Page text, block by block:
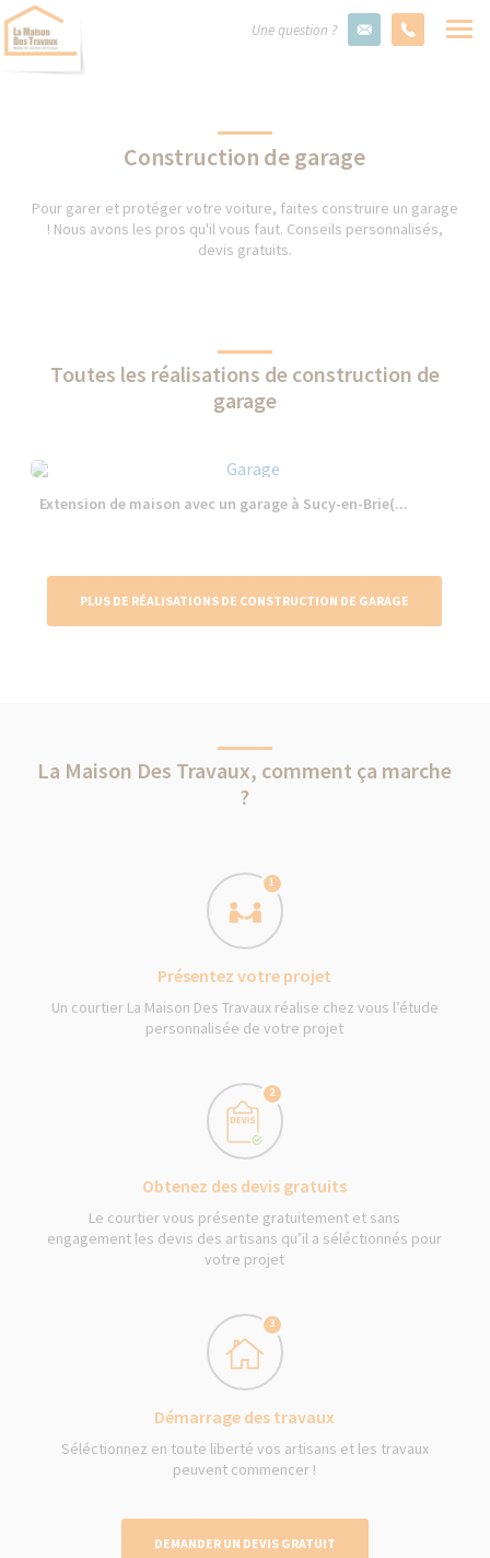
Une question ?
Construction de garage
Pour garer et protéger votre voiture, faites construire un garage
! Nous avons les pros qu'il vous faut. Conseils personnalisés,
devis gratuits.
Toutes les réalisations de construction de
garage
Extension de maison avec un garage à Sucy-en-Brie(...
PLUS DE RÉALISATIONS DE CONSTRUCTION DE GARAGE
La Maison Des Travaux, comment ça marche
?
1
Présentez votre projet
Un courtier La Maison Des Travaux réalise chez vous l’étude
personnalisée de votre projet
2
Obtenez des devis gratuits
Le courtier vous présente gratuitement et sans
engagement les devis des artisans qu’il a séléctionnés pour
votre projet
3
Démarrage des travaux
Séléctionnez en toute liberté vos artisans et les travaux
peuvent commencer !
DEMANDER UN DEVIS GRATUIT